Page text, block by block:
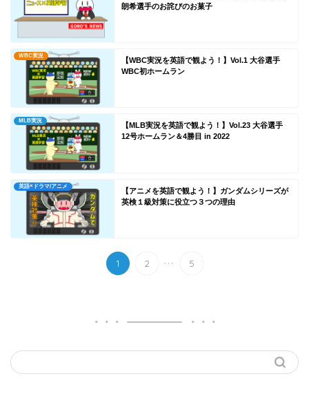
朗希選手のお詫びのお菓子
WBC実況
【WBC実況を英語で観よう！】Vol.1 大谷選手
WBC初ホームラン
MLB実況
【MLB実況を英語で観よう！】Vol.23 大谷選手
12号ホームラン＆4勝目 in 2022
英語×ドラマ/アニメ
【アニメを英語で観よう！】ガンダムシリーズが
英検１級対策に役立つ３つの理由
1 2 ... 5